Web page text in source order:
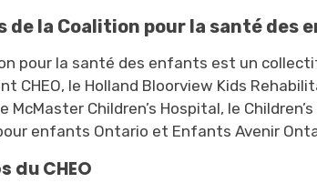
de la Coalition pour la santé des
pour la santé des enfants est un
CHEO, le Holland Bloorview Kids
McMaster Children’s Hospital, le
enfants Ontario et Enfants Avenir
du CHEO